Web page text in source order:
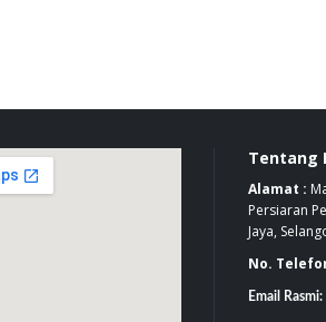
Tentang
Alamat :
Persiaran
Jaya,
No.
Email